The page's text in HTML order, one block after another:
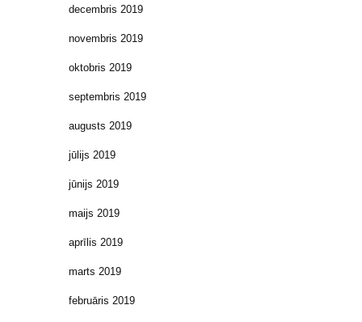
decembris 2019
novembris 2019
oktobris 2019
septembris 2019
augusts 2019
jūlijs 2019
jūnijs 2019
maijs 2019
aprīlis 2019
marts 2019
februāris 2019